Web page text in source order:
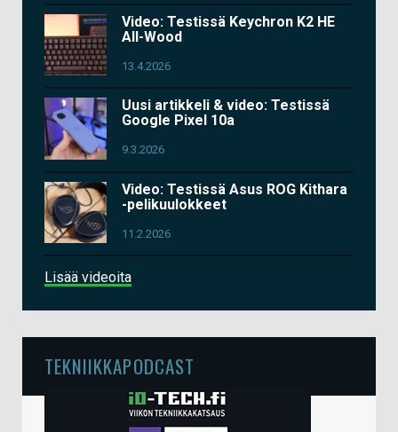
Video: Testissä Keychron K2 HE
All-Wood
13.4.2026
Uusi artikkeli & video: Testissä
Google Pixel 10a
9.3.2026
Video: Testissä Asus ROG Kithara
-pelikuulokkeet
11.2.2026
Lisää videoita
TEKNIIKKAPODCAST